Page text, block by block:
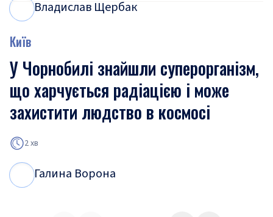
Владислав Щербак
Київ
У Чорнобилі знайшли суперорганізм,
що харчується радіацією і може
захистити людство в космосі
2 хв
Галина Ворона